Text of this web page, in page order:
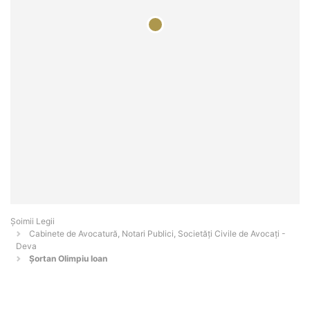
Șoimii Legii
Cabinete de Avocatură, Notari Publici, Societăți Civile de Avocați -
Deva
Şortan Olimpiu Ioan